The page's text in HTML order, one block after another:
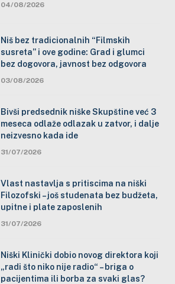
04/08/2026
Niš bez tradicionalnih “Filmskih
susreta” i ove godine: Grad i glumci
bez dogovora, javnost bez odgovora
03/08/2026
Bivši predsednik niške Skupštine već 3
meseca odlaže odlazak u zatvor, i dalje
neizvesno kada ide
31/07/2026
Vlast nastavlja s pritiscima na niški
Filozofski – još studenata bez budžeta,
upitne i plate zaposlenih
31/07/2026
Niški Klinički dobio novog direktora koji
„radi što niko nije radio“ – briga o
pacijentima ili borba za svaki glas?